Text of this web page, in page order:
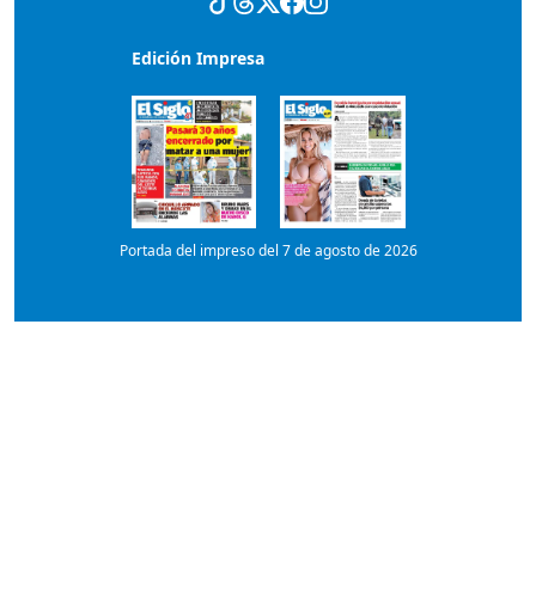
Portada del impreso del 7 de agosto de 2026